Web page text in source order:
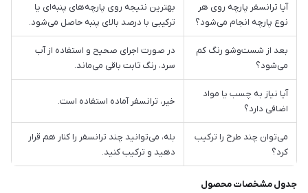
آیا ترانسفر پارچه روی هر
نوع پارچه انجام می‌شود؟
بهترین نتیجه روی پارچه‌های پنبه‌ای یا
ترکیبی با درصد بالای پنبه حاصل می‌شود.
بعد از شست‌وشو رنگ کم
می‌شود؟
در صورت اجرای صحیح و استفاده از آب
سرد، رنگ ثابت باقی می‌ماند.
آیا نیاز به چسب یا مواد
اضافی دارد؟
خیر، ترانسفر آماده استفاده است.
می‌توان چند طرح را ترکیب
کرد؟
بله، می‌توانید چند ترانسفر را کنار هم قرار
دهید و ترکیب کنید.
جدول مشخصات محصول